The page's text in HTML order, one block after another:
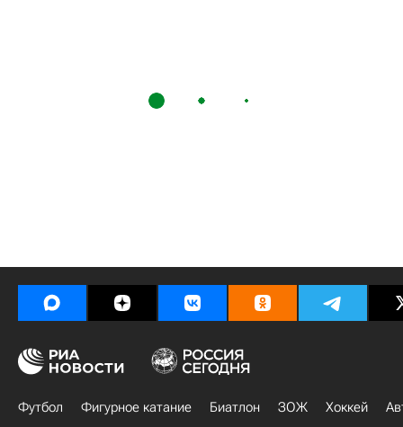
Футбол Фигурное катание Биатлон ЗОЖ Хоккей